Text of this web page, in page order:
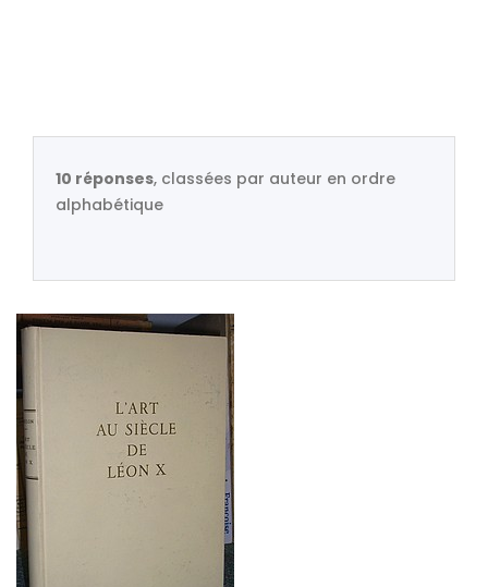
10 réponses, classées par auteur en ordre
alphabétique